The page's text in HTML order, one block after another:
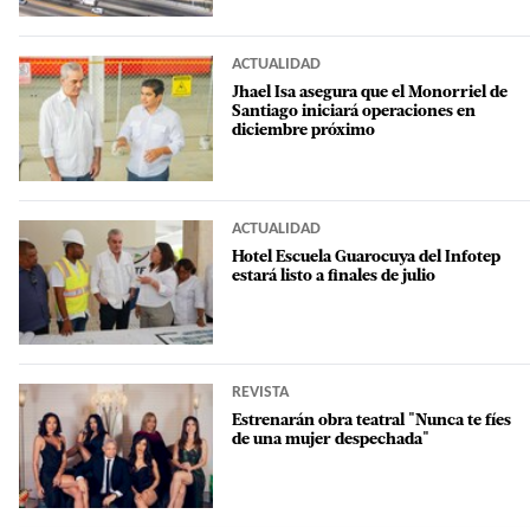
ACTUALIDAD
Jhael Isa asegura que el Monorriel de
Santiago iniciará operaciones en
diciembre próximo
ACTUALIDAD
Hotel Escuela Guarocuya del Infotep
estará listo a finales de julio
REVISTA
Estrenarán obra teatral "Nunca te fíes
de una mujer despechada"